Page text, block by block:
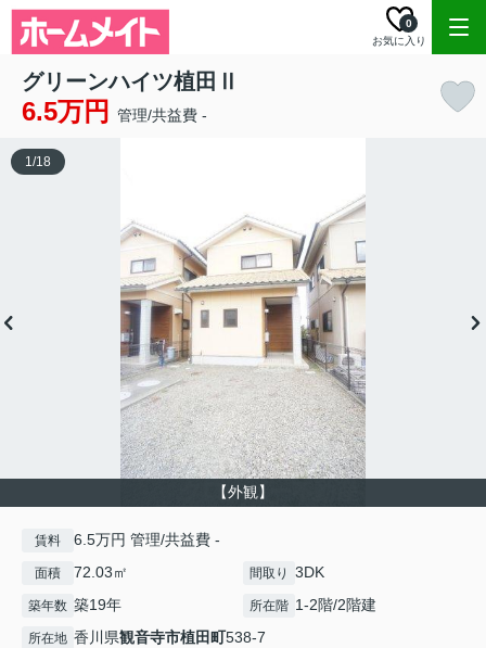
お気に入り
0
グリーンハイツ植田Ⅱ
6.5万円 管理/共益費 -
【外観】
1/18
賃料 6.5万円 管理/共益費 -
面積 72.03㎡ 間取り 3DK
築年数 築19年 所在階 1-2階/2階建
所在地 香川県観音寺市植田町538-7